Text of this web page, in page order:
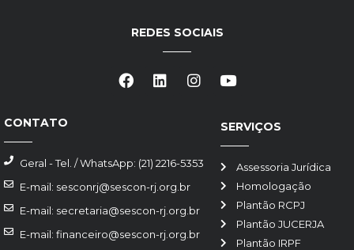
SERVIÇOS
Assessoria Jurídica
Homologação
Plantão RCPJ
Plantão JUCERJA
Plantão IRPF
CONTATO
Geral - Tel. / WhatsApp: (21) 2216-5353
E-mail: sesconrj@sescon-rj.org.br
E-mail: secretaria@sescon-rj.org.br
E-mail: financeiro@sescon-rj.org.br
REDES SOCIAIS